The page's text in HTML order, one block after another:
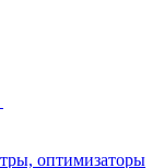
оптимизаторы